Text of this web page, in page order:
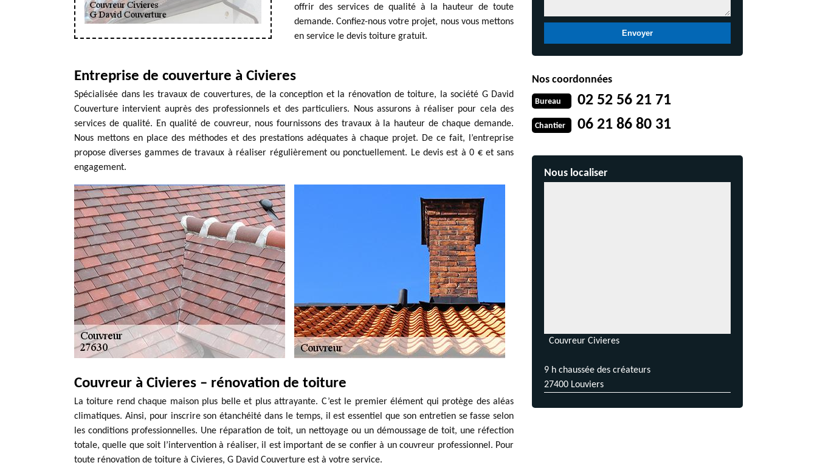
offrir des services de qualité à la hauteur de toute
demande. Confiez-nous votre projet, nous vous mettons
en service le devis toiture gratuit.
Entreprise de couverture à Civieres
Spécialisée dans les travaux de couvertures, de la conception et la rénovation de toiture, la société G David
Couverture intervient auprès des professionnels et des particuliers. Nous assurons à réaliser pour cela des
services de qualité. En qualité de couvreur, nous fournissons des travaux à la hauteur de chaque demande.
Nous mettons en place des méthodes et des prestations adéquates à chaque projet. De ce fait, l’entreprise
propose diverses gammes de travaux à réaliser régulièrement ou ponctuellement. Le devis est à 0 € et sans
engagement.
Couvreur à Civieres – rénovation de toiture
La toiture rend chaque maison plus belle et plus attrayante. C’est le premier élément qui protège des aléas
climatiques. Ainsi, pour inscrire son étanchéité dans le temps, il est essentiel que son entretien se fasse selon
les conditions professionnelles. Une réparation de toit, un nettoyage ou un démoussage de toit, une réfection
totale, quelle que soit l’intervention à réaliser, il est important de se confier à un couvreur professionnel. Pour
toute rénovation de toiture à Civieres, G David Couverture est à votre service.
Nos coordonnées
Bureau 02 52 56 21 71
Chantier 06 21 86 80 31
Nous localiser
Couvreur Civieres
9 h chaussée des créateurs
27400 Louviers